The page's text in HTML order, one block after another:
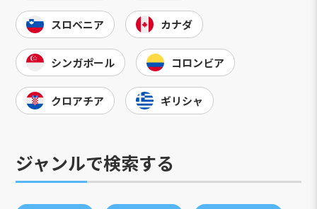
スロベニア カナダ
シンガポール コロンビア
クロアチア ギリシャ
ジャンルで検索する